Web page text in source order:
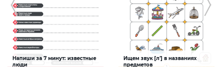
Напиши за 7 минут: известные
люди
Ищем звук [л'] в названиях
предметов